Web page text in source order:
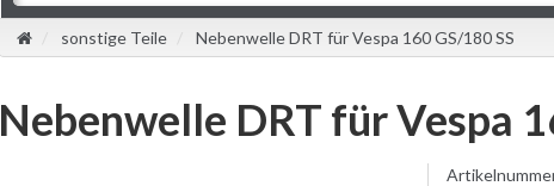
sonstige Teile Nebenwelle DRT für Vespa 160 GS/180 SS
Nebenwelle DRT für Vespa